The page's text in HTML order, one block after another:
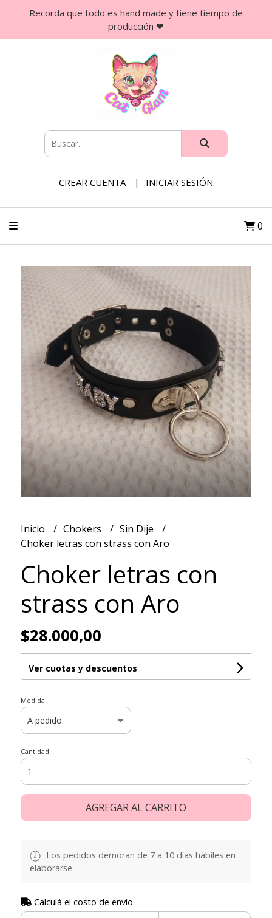
Recorda que todo es hand made y tiene tiempo de
producción ❤
CREAR CUENTA INICIAR SESIÓN
0
Inicio Chokers
Sin Dije
Choker letras con strass con Aro
Choker letras con
strass con Aro
$28.000,00
Ver cuotas y descuentos
Medida
Cantidad
AGREGAR AL CARRITO
Los pedidos demoran de 7 a 10 días hábiles en
elaborarse.
Calculá el costo de envío